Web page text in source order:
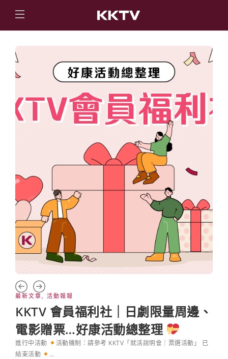
最新文章, 活動報報
KKTV 會員福利社｜日劇限量周邊、
電影贈票…好康活動總整理
進行中活動
活動機制：請參考 KKTV「就活說明會｜票選活動」 已
結束活動
…